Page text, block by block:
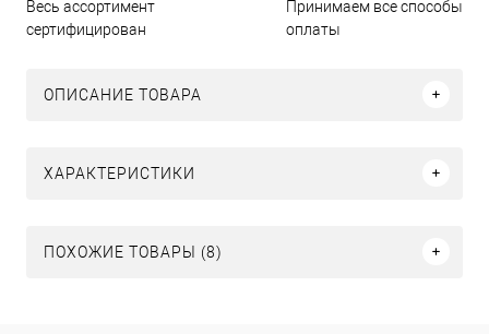
Весь ассортимент
сертифицирован
Принимаем все способы
оплаты
ОПИСАНИЕ ТОВАРА
ХАРАКТЕРИСТИКИ
ПОХОЖИЕ ТОВАРЫ (8)